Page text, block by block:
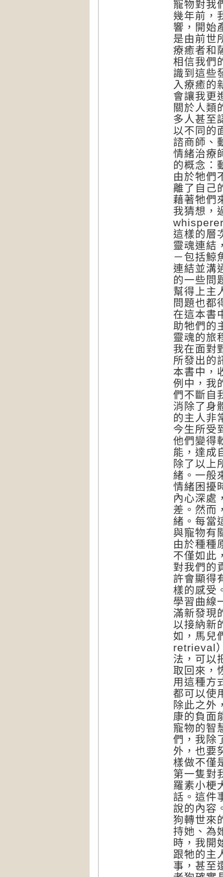
寵物對我
幾年前，
響，開始
是由前世
療癒者和
相信我們
識到這些
入療癒的
會讓我更
關於人類
多人甚至
以不同的
諮商師、
情緒治療
的概念：
由於牠們
離了自己
藉著牠們
我猜想，
這樣的層
靈魂連結
－包括鯨
連結並溝
的一些問
幫得上主
問題也都
在這本書
助牠們的
靈魂的旅
我在面對
所發出的
本書中，
例中，我
們不斷自
消除了身
的主人非
今生所受
他們變得
能，達成
除了以上
緒。一般
情緒困擾
內心深處
差。然而
緒。每當
與寵物有
由於種種
不僅如此
對我們的
許會顯得
樣的感受
學習曲線
滿新發現
以接納新
如，馬兒
retrieval
法，可以
取回來，
用這種方
都可以使
除此之外
康的負面
寵物的智
們，我除
外，也要
樣做不僅
第一隻對
羅素小梗
話。這件
說的內容
狗轉世來
持她、為
時，我開
跟牠的主
事，甚至